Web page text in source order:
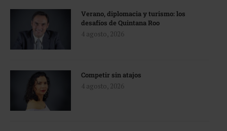
Verano, diplomacia y turismo: los
desafíos de Quintana Roo
4 agosto, 2026
Competir sin atajos
4 agosto, 2026